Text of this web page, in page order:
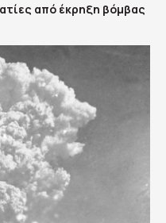
από έκρηξη βόμβας